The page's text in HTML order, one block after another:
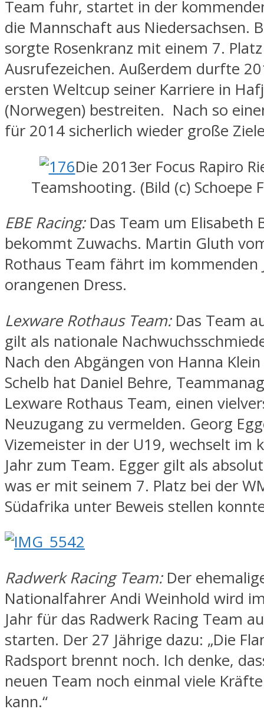
Team fuhr, startet in der
die Mannschaft aus Niedersachsen.
sorgte Rosenkranz mit einem 7.
Ausrufezeichen. Außerdem durfte
ersten Weltcup seiner Karriere in
(Norwegen) bestreiten. Nach so
für 2014 sicherlich wieder große
Die 2013er Focus Rapiro
Teamshooting. (Bild (c) Schoepe
EBE Racing: Das Team um Elisabeth
bekommt Zuwachs. Martin Gluth
Rothaus Team fährt im kommenden
orangenen Dress.
Lexware Rothaus Team: Das Team
gilt als nationale
Nach den Abgängen von Hanna
Schelb hat Daniel Behre,
Lexware Rothaus Team, einen
Neuzugang zu vermelden. Georg
Vizemeister in der U19, wechselt im
Jahr zum Team. Egger gilt als
was er mit seinem 7. Platz bei der
Südafrika unter Beweis stellen
Radwerk Racing Team: Der
Nationalfahrer Andi Weinhold wird
Jahr für das Radwerk Racing Team
starten. Der 27 Jährige dazu: „Die
Radsport brennt noch. Ich denke,
neuen Team noch einmal viele
kann.“